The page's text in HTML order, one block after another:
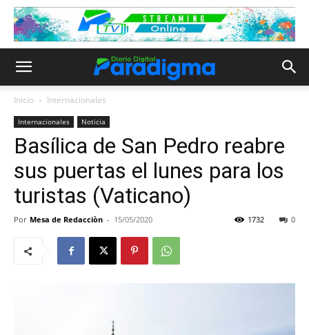
Inicio Internacionales
Internacionales Noticia
Basílica de San Pedro reabre
sus puertas el lunes para los
turistas (Vaticano)
Por Mesa de Redacciòn - 15/05/2020 0
1732